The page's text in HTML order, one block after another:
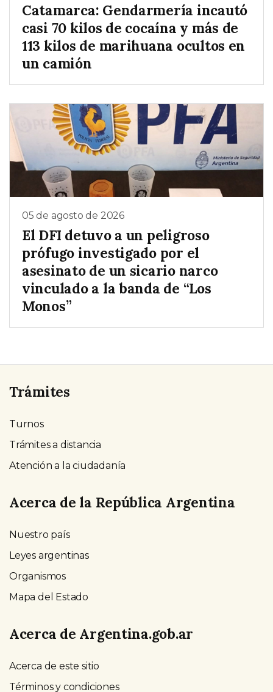
Catamarca: Gendarmería incautó
casi 70 kilos de cocaína y más de
113 kilos de marihuana ocultos en
un camión
05 de agosto de 2026
El DFI detuvo a un peligroso
prófugo investigado por el
asesinato de un sicario narco
vinculado a la banda de “Los
Monos”
Trámites
Turnos
Trámites a distancia
Atención a la ciudadanía
Acerca de la República Argentina
Nuestro país
Leyes argentinas
Organismos
Mapa del Estado
Acerca de Argentina.gob.ar
Acerca de este sitio
Términos y condiciones